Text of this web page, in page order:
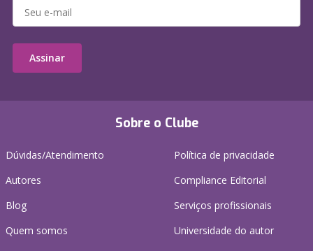
Sobre o Clube
Dúvidas/Atendimento
Autores
Blog
Quem somos
Política de privacidade
Compliance Editorial
Serviços profissionais
Universidade do autor
Assinar